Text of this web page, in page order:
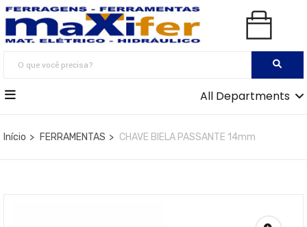
All Departments
Início FERRAMENTAS CHAVE BIELA PASSANTE 14mm